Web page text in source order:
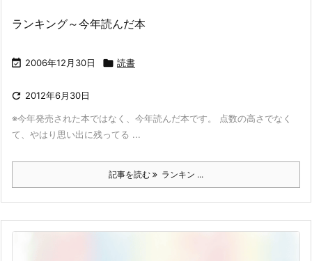
ランキング～今年読んだ本
 2006年12月30日  読書
 2012年6月30日
※今年発売された本ではなく、今年読んだ本です。 点数の高さでなく
て、やはり思い出に残ってる ...
記事を読む ランキン ...